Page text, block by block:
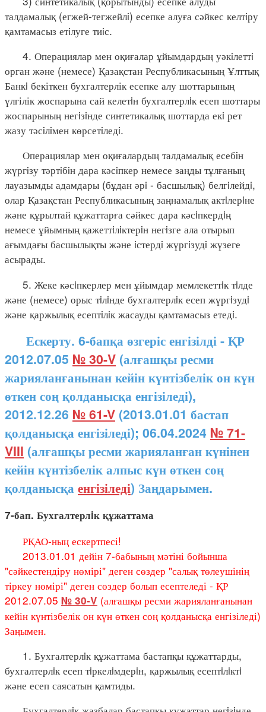
талдамалық (егжей-тегжейлi) есепке алуға сәйкес келтiру
қамтамасыз етiлуге тиiс.
4. Операциялар мен оқиғалар ұйымдардың уәкiлеттi
орган және (немесе) Қазақстан Республикасының Ұлттық
Банкi бекіткен бухгалтерлік есепке алу шоттарының
үлгілік жоспарына сай келетiн бухгалтерлiк есеп шоттары
жоспарының негiзiнде синтетикалық шоттарда екi рет
жазу тәсiлiмен көрсетiледi.
Операциялар мен оқиғалардың талдамалық есебiн
жүргiзу тәртiбiн дара кәсiпкер немесе заңды тұлғаның
лауазымды адамдары (бұдан әрi - басшылық) белгiлейдi,
олар Қазақстан Республикасының заңнамалық актiлерiне
және құрылтай құжаттарға сәйкес дара кәсiпкердiң
немесе ұйымның қажеттiлiктерiн негiзге ала отырып
ағымдағы басшылықты және iстердi жүргiзудi жүзеге
асырады.
5. Жеке кәсiпкерлер мен ұйымдар мемлекеттiк тiлде
және (немесе) орыс тiлiнде бухгалтерлiк есеп жүргiзудi
және қаржылық есептiлiк жасауды қамтамасыз етедi.
Ескерту. 6-бапқа өзгеріс енгізілді - ҚР
2012.07.05 № 30-V (алғашқы ресми
жарияланғанынан кейін күнтізбелік он күн
өткен соң қолданысқа енгізіледі),
2012.12.26 № 61-V (2013.01.01 бастап
қолданысқа енгізіледі); 06.04.2024 № 71-
VIII (алғашқы ресми жарияланған күнінен
кейін күнтізбелік алпыс күн өткен соң
қолданысқа енгізіледі) Заңдарымен.
7-бап. Бухгалтерлiк құжаттама
РҚАО-ның ескертпесі!
2013.01.01 дейін 7-бабының мәтіні бойынша
"сәйкестендіру нөмірі" деген сөздер "салық төлеушінің
тіркеу нөмірі" деген сөздер болып есептеледі - ҚР
2012.07.05 № 30-V (алғашқы ресми жарияланғанынан
кейін күнтізбелік он күн өткен соң қолданысқа енгізіледі)
Заңымен.
1. Бухгалтерлiк құжаттама бастапқы құжаттарды,
бухгалтерлiк есеп тiркелiмдерiн, қаржылық есептiлiктi
және есеп саясатын қамтиды.